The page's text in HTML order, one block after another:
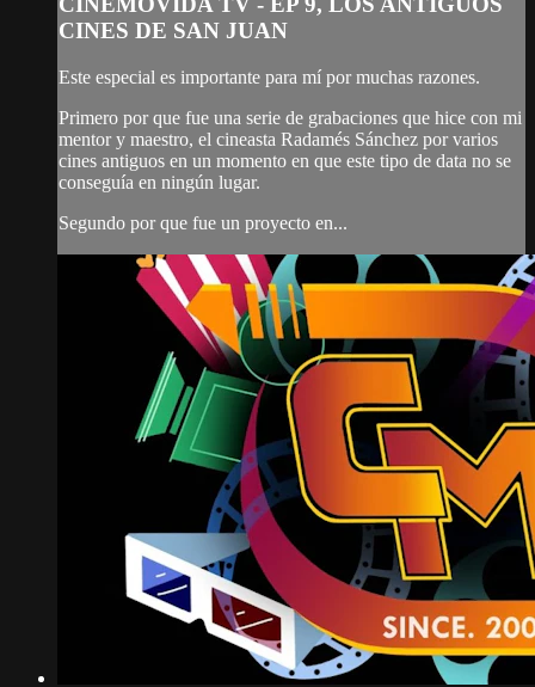
CINES DE SAN JUAN
Este especial es importante para mí por muchas razones.
Primero por que fue una serie de grabaciones que hice con mi
mentor y maestro, el cineasta Radamés Sánchez por varios
cines antiguos en un momento en que este tipo de data no se
conseguía en ningún lugar.
Segundo por que fue un proyecto en...